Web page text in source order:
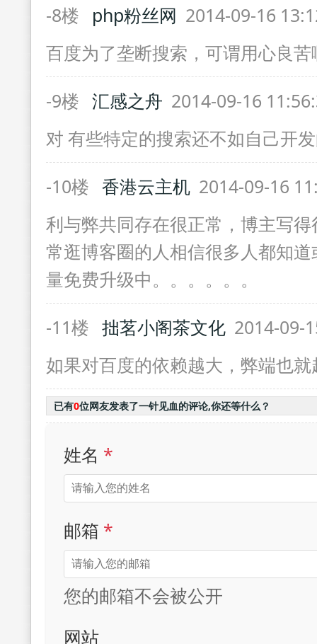
-8楼
php粉丝网 2014-09-16
百度为了垄断搜索，可谓用心良苦
-9楼 汇感之舟 2014-09-16
对 有些特定的搜索还不如自己开
-10楼 香港云主机 2014-09-16
利与弊共同存在很正常，博主写
常逛博客圈的人相信很多人都知
量免费升级中。。。。。。
-11楼 拙茗小阁茶文化 2014-09-
如果对百度的依赖越大，弊端也就
已有0位网友发表了一针见血的评论,你还等什么？
姓名 *
邮箱 *
您的邮箱不会被公开
网站